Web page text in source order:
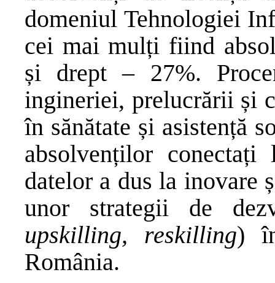
domeniul Tehnologiei
cei mai mulți fiind
și drept – 27%.
ingineriei, prelucrării și
în sănătate și asistență
absolvenților
datelor a dus la inovare
unor strategii de
upskilling, reskilling)
România.